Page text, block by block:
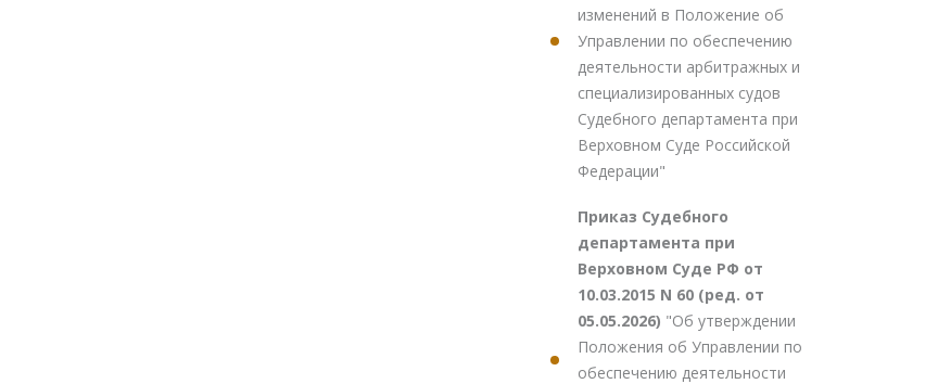
изменений в Положение об
Управлении по обеспечению
деятельности арбитражных и
специализированных судов
Судебного департамента при
Верховном Суде Российской
Федерации"
Приказ Судебного
департамента при
Верховном Суде РФ от
10.03.2015 N 60 (ред. от
05.05.2026) "Об утверждении
Положения об Управлении по
обеспечению деятельности